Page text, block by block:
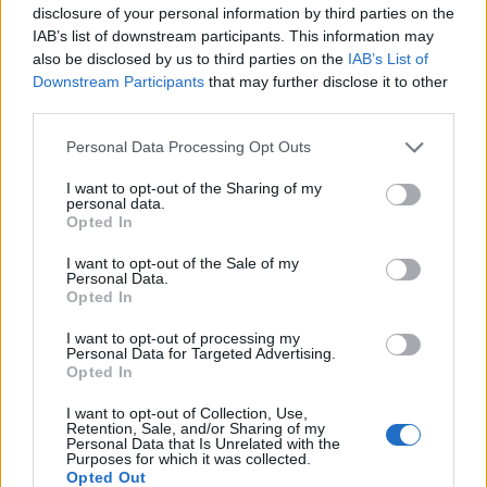
disclosure of your personal information by third parties on the
IAB’s list of downstream participants. This information may
also be disclosed by us to third parties on the IAB’s List of
Downstream Participants that may further disclose it to other
Personal Data Processing Opt Outs
I want to opt-out of the Sharing of my
personal data.
Opted In
I want to opt-out of the Sale of my
Personal Data.
Opted In
I want to opt-out of processing my
Personal Data for Targeted Advertising.
Opted In
I want to opt-out of Collection, Use,
Retention, Sale, and/or Sharing of my
Personal Data that Is Unrelated with the
Purposes for which it was collected.
Opted Out
VIDEO/ Ndërhyrja “horror” e
Enea Mihajt në MLS, mbrojtësi
ndëshkohet me të kuq dhe
gjobë